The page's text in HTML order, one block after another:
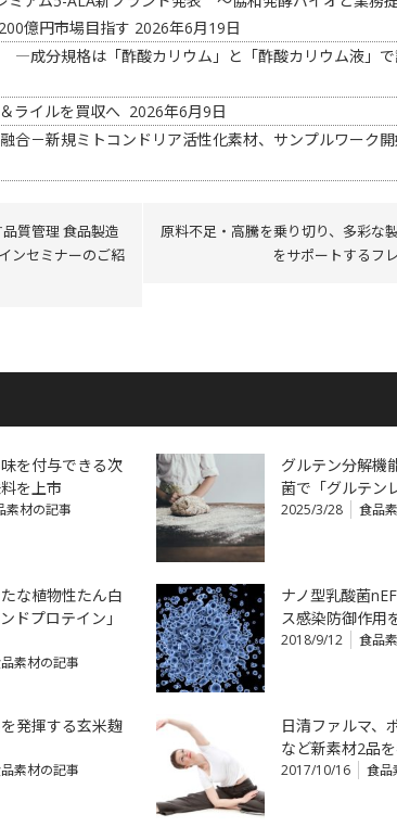
億円市場目指す 2026年6月19日
―成分規格は「酢酸カリウム」と「酢酸カリウム液」で
ライルを買収へ 2026年6月9日
合－新規ミトコンドリア活性化素材、サンプルワーク
質管理 食品製造
ンセミナーのご紹
原料不足・高騰を乗り切り、多彩な
をサポートするフ
を付与できる次
を上市
素材の記事
グルテン分解機
菌で「グルテン
2025/3/28 食品
な植物性たん白
ドプロテイン」
素材の記事
ナノ型乳酸菌
ス感染防御作用
2018/9/12 食品
発揮する玄米麹
素材の記事
日清ファルマ、
など新素材2品
2017/10/16 食品